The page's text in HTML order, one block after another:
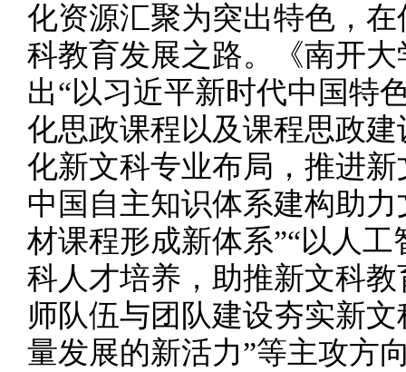
化资源汇聚为突出特色，
科教育发展之路。《南开
出“以习近平新时代中国特
化思政课程以及课程思政
化新文科专业布局，推进
中国自主知识体系建构助
材课程形成新体系”“以人
科人才培养，助推新文科
师队伍与团队建设夯实新
量发展的新活力”等主攻方